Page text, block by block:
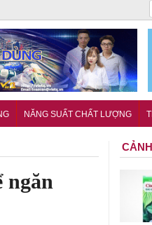
NĂNG SUẤT CHẤT LƯỢNG
ngăn